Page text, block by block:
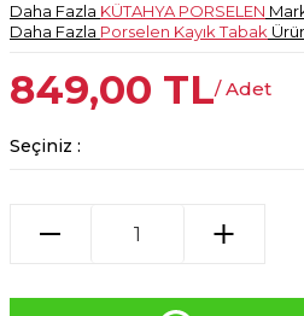
Daha Fazla KÜTAHYA PORSELEN
Daha Fazla Porselen Kayık Tabak
849,00 TL/ Adet
Seçiniz :